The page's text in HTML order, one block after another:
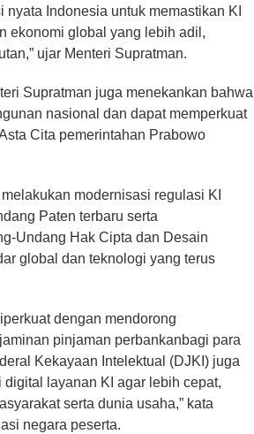
Indonesia untuk memastikan KI
ekonomi global yang lebih adil,
ujar Menteri Supratman.
Supratman juga menekankan bahwa
nasional dan dapat memperkuat
Cita pemerintahan Prabowo
modernisasi regulasi KI
Paten terbaru serta
Undang Hak Cipta dan Desain
global dan teknologi yang terus
dengan mendorong
pinjaman perbankanbagi para
Kekayaan Intelektual (DJKI) juga
layanan KI agar lebih cepat,
serta dunia usaha,” kata
negara peserta.